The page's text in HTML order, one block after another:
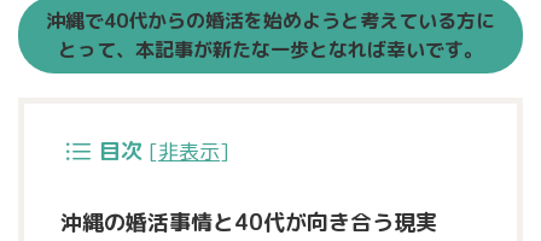
沖縄で40代からの婚活を始めようと考えている方に
とって、本記事が新たな一歩となれば幸いです。
目次 [非表示]
沖縄の婚活事情と40代が向き合う現実